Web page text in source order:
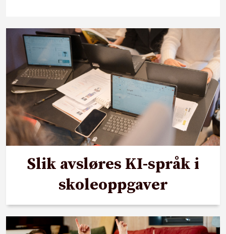
Slik avsløres KI-språk i
skoleoppgaver